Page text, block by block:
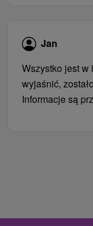
Jan
Wszystko jest w
wyjaśnić,
Informacje są